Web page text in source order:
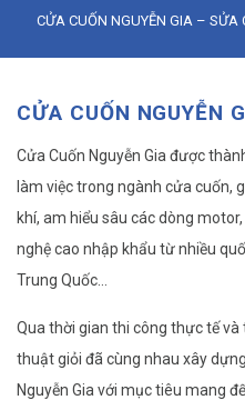
CỬA CUỐN NGUYỄN GIA – SỬA
CỬA CUỐN NGUYỄN
Cửa Cuốn Nguyễn Gia được
làm việc trong ngành cửa cuốn,
khí, am hiểu sâu các dòng
nghệ cao nhập khẩu từ nhiều
Trung Quốc…
Qua thời gian thi công thực tế
thuật giỏi đã cùng nhau xây
Nguyễn Gia với mục tiêu mang